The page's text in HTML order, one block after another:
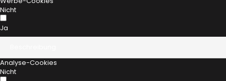
Nicht
Ja
Analyse-Cookies
Nicht